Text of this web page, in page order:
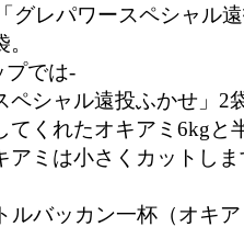
グレパワースペシャル
では-
シャル遠投ふかせ」2
てくれたオキアミ6kgと
ミは小さくカットしま
バッカン一杯（オキ